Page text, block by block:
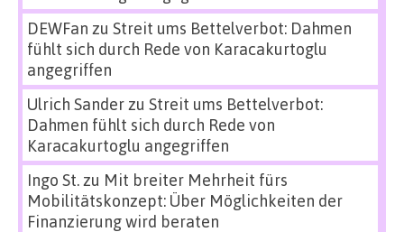
DEWFan zu Streit ums Bettelverbot: Dahmen
fühlt sich durch Rede von Karacakurtoglu
angegriffen
Ulrich Sanderzu Streit ums Bettelverbot:
Dahmen fühlt sich durch Rede von
Karacakurtoglu angegriffen
Ingo St.zu Mit breiter Mehrheit fürs
Mobilitätskonzept: Über Möglichkeiten der
Finanzierung wird beraten